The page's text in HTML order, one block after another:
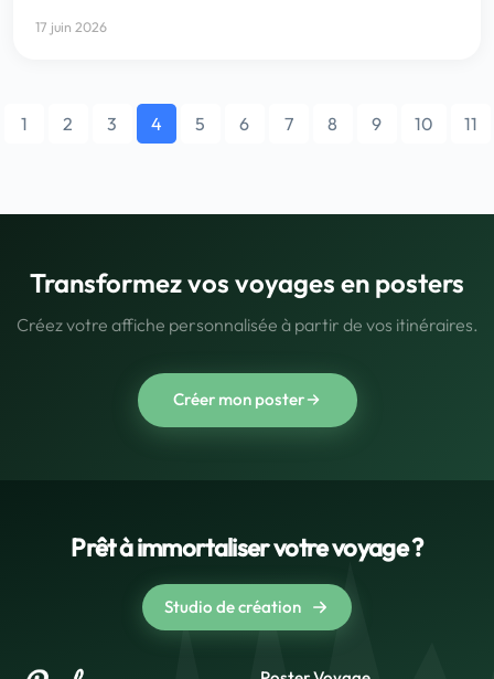
17 juin 2026
1 2 3 4 5 6 7 8 9 10 11
Transformez vos voyages en posters
Créez votre affiche personnalisée à partir de vos itinéraires.
Créer mon poster
Prêt à immortaliser votre voyage ?
Studio de création